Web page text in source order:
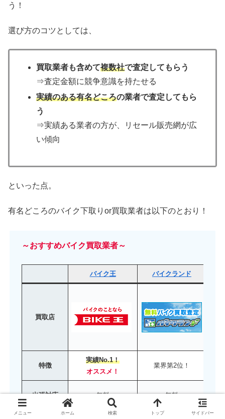
う！
選び方のコツとしては、
買取業者も含めて複数社で査定してもらう
⇒査定金額に競争意識を持たせる
実績のある有名どころの業者で査定してもら
う
⇒実績ある業者の方が、リセール販売網が広
い傾向
といった点。
有名どころのバイク下取りor買取業者は以下のとおり！
～おすすめバイク買取業者～
バイク王 バイクランド
買取店
特徴
実績No.1！
オススメ！
業界第2位！
出張対応 無料 無料
メニュー ホーム 検索 トップ サイドバー